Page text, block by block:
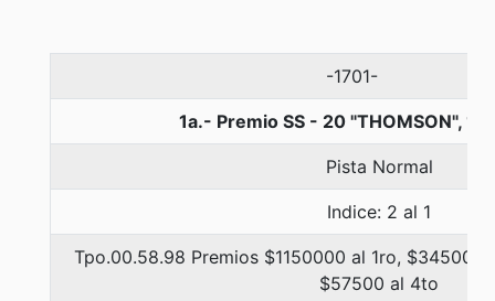
-1701-
1a.- Premio SS - 20 "THOMSON",
Pista Normal
Indice: 2 al 1
Tpo.00.58.98 Premios $1150000 al 1ro, $345000
$57500 al 4to